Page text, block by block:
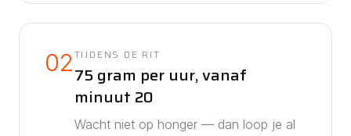
02TIJDENS DE RIT
75 gram per uur, vanaf
minuut 20
Wacht niet op honger — dan loop je al